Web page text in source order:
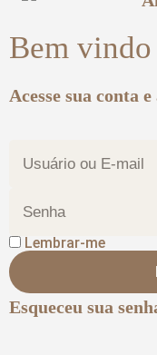
Bem
Acesse sua conta
Lembrar-me
Esqueceu sua